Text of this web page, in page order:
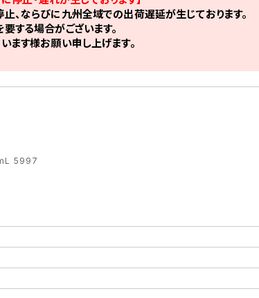
、ならびに九州全域での出荷遅延が生じております。
する場合がございます。
ます様お願い申し上げます。
5997